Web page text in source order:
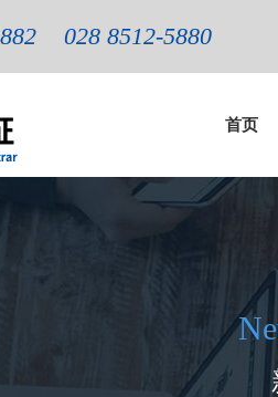
028 8512-5880
首页